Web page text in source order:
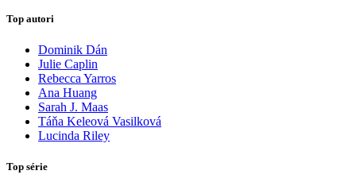
Top autori
Dominik Dán
Julie Caplin
Rebecca Yarros
Ana Huang
Sarah J. Maas
Táňa Keleová Vasilková
Lucinda Riley
Top série